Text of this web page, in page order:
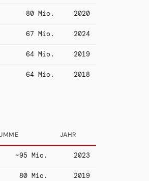
80 Mio. 2020
67 Mio. 2024
64 Mio. 2019
64 Mio. 2018
JAHR
~95 Mio. 2023
80 Mio. 2019